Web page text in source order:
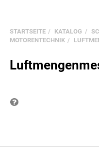
STARTSEITE KATALOG
MOTORENTECHNIK